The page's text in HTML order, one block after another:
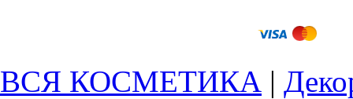
ВСЯ КОСМЕТИКА |